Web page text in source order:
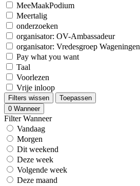
MeeMaakPodium
Meertalig
onderzoeken
organisator: OV-Ambassadeur
organisator: Vredesgroep Wageningen
Pay what you want
Taal
Voorlezen
Vrije inloop
Filters wissen
Toepassen
0 Wanneer
Filter Wanneer
Vandaag
Morgen
Dit weekend
Deze week
Volgende week
Deze maand